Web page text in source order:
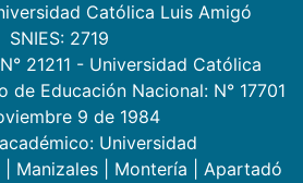
Católica Luis Amigó
SNIES: 2719
21211 - Universidad Católica
de Educación Nacional: N° 17701
9 de 1984
Universidad
Manizales Montería
Apartadó